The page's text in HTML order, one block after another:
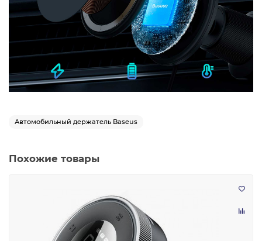
Автомобильный держатель Baseus
Похожие товары